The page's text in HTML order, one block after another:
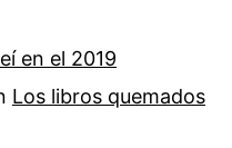
en el 2019
Los libros quemados